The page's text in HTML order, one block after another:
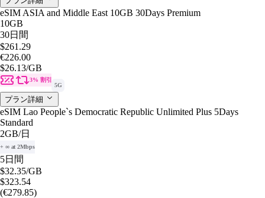
eSIM ASIA and Middle East 10GB 30Days Premium
10GB
30日間
$261.29
€226.00
$26.13/GB
3% 割引
5G
プラン詳細
eSIM Lao People`s Democratic Republic Unlimited Plus 5Days
Standard
2GB/日
+ ∞ at 2Mbps
5日間
$32.35/GB
$323.54
(€279.85)